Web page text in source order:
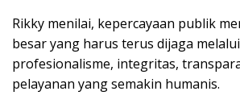
Rikky menilai, kepercayaan publik
besar yang harus terus dijaga
profesionalisme, integritas,
pelayanan yang semakin humanis.